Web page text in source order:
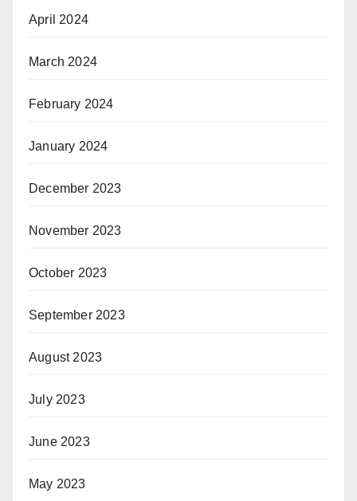
April 2024
March 2024
February 2024
January 2024
December 2023
November 2023
October 2023
September 2023
August 2023
July 2023
June 2023
May 2023